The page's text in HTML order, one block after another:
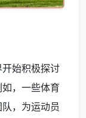
始积极探讨
，一些体育
，为运动员